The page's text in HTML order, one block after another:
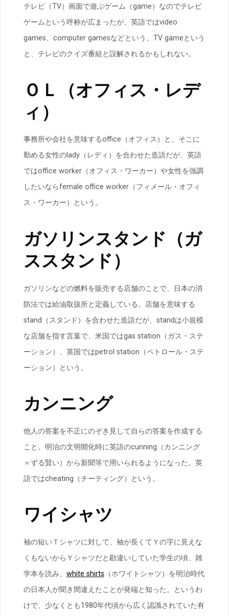
テレビ（TV）画面で遊ぶゲーム（game）なのでテレビ
ゲームという呼称が広まったが、英語ではvideo
games、computer gamesなどという。TV gameという
と、テレビのクイズ番組と誤解されるかもしれない。
ＯＬ（オフィス・レデ
ィ）
事務所や会社を意味するoffice（オフィス）と、そこに
勤める女性のlady（レディ）を合わせた造語だが、英語
ではoffice worker（オフィス・ワーカー）や女性を強調
したいならfemale office worker（フィメール・オフィ
ス・ワーカー）という。
ガソリンスタンド（ガ
ススタンド）
ガソリンなどの燃料を販売する店舗のことで、日本の消
防法では給油取扱所と定義している。店舗を意味する
stand（スタンド）を合わせた造語だが、standは小規模
な店舗を指す言葉で、米国ではgas station（ガス・ステ
ーション）、英国ではpetrol station（ペトロール・ステ
ーション）という。
カンニング
他人の答案を不正にのぞき見して自らの答案を作成する
こと。明治の文明開化時に英語のcunning（カンニング
＝ずる賢い）から新聞等で用いられるようになった。英
語ではcheating（チーティング）という。
ワイシャツ
袖の短いＴシャツに対して、袖が長くてＹの字に見えな
くもないからＹシャツだと勘違いしていた学生の頃、雑
学本を読み、 white shirts （ホワイトシャツ）を明治時代
の日本人が聞き間違えたことが発端と知った。というわ
けで、少なくとも1980年代頃から広く認識されていた有